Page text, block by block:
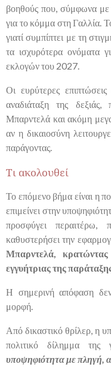
βοηθούς που, σύμφωνα με
για το κόμμα στη Γαλλία.
γιατί συμπίπτει με τη
τα ισχυρότερα ονόματα
εκλογών του 2027.
Οι ευρύτερες
αναδιάταξη της
Μπαρντελά και ακόμη
αν η δικαιοσύνη
παράγοντας.
Τι ακολουθεί
Το επόμενο βήμα είναι η
επιμείνει στην
προσφύγει
καθυστερήσει την
Μπαρντελά,
εγγυήτριας της
Η σημερινή απόφαση
μορφή.
Από δικαστικό θρίλερ, η
πολιτικό δίλημμα της
υποψηφιότητα με πληγή,